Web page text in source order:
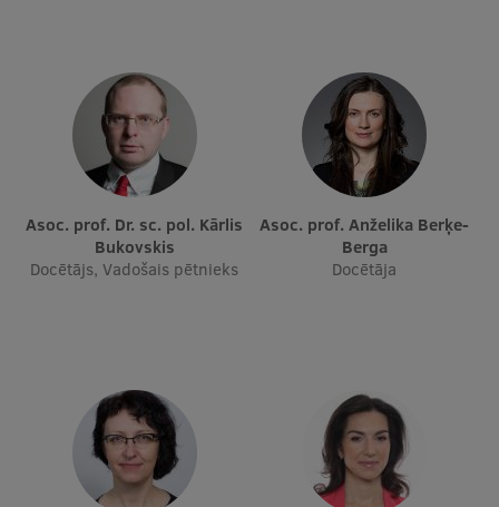
Asoc. prof. Dr. sc. pol. Kārlis
Bukovskis
Docētājs, Vadošais pētnieks
Asoc. prof. Anželika Berķe-
Berga
Docētāja